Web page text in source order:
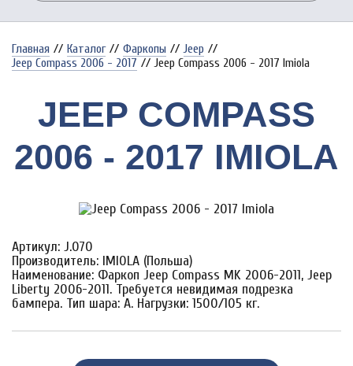
Главная // Каталог // Фаркопы // Jeep //
Jeep Compass 2006 - 2017 // Jeep Compass 2006 - 2017 Imiola
JEEP COMPASS
2006 - 2017 IMIOLA
Артикул: J.070
Производитель: IMIOLA (Польша)
Наименование: Фаркоп Jeep Compass MK 2006-2011, Jeep
Liberty 2006-2011. Требуется невидимая подрезка
бампера. Тип шара: A. Нагрузки: 1500/105 кг.